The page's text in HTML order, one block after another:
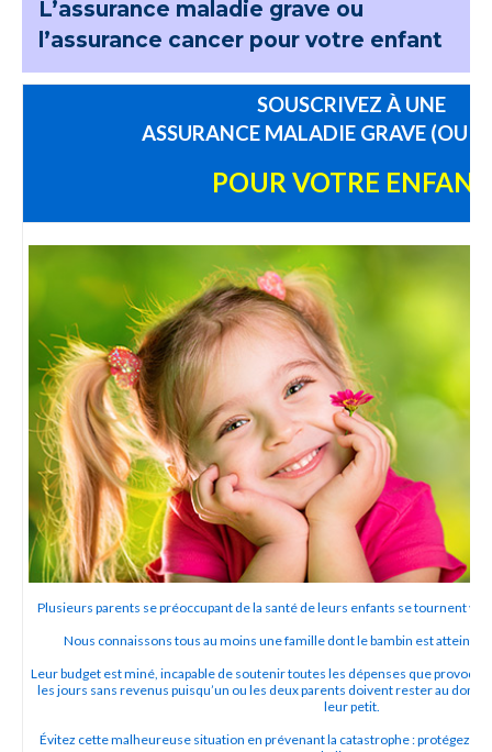
L’assurance maladie grave ou
l’assurance cancer pour votre enfant
SOUSCRIVEZ À UNE
ASSURANCE MALADIE GRAVE (OU
POUR VOTRE ENFANT
Plusieurs parents se préoccupant de la santé de leurs enfants se tournent
Nous connaissons tous au moins une famille dont le bambin est atteint
Leur budget est miné, incapable de soutenir toutes les dépenses que
les jours sans revenus puisqu’un ou les deux parents doivent rester au
leur petit.
Évitez cette malheureuse situation en prévenant la catastrophe : protégez